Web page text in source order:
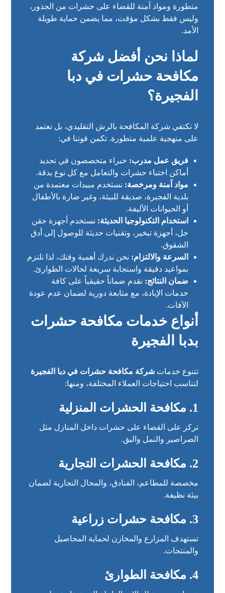
متطورة ومواد آمنة للقضاء على حشرات من الجذور،
وليس فقط بشكل مؤقت، مما يضمن حماية طويلة
الأمد.
لماذا نحن أفضل شركة
مكافحة حشرات في دبا
الفجيرة؟
لا نكتفي شركة المكافحة بالرش التقليدي، بل نعتمد
على منهجية علمية متطورة. تكمن قوتنا في:
فريق عمل مدرب: خبراء متخصصون في تحديد
أماكن اختباء حشرات والتعامل مع كل نوع بدقة.
مواد آمنة ومرخصة: نستخدم مبيدات معتمدة من
بلدية الفجيرة، صديقة للبيئة، وغير ضارة بالأطفال
أو الحيوانات الأليفة.
استخدام التكنولوجيا الحديثة: نستخدم أجهزة حقن
جل، أجهزة تبخير، وتقنيات حديثة للوصول إلى أدق
الشقوق.
السرعة والالتزام: نحن ندرك أهمية وقتك، لذا نلتزم
بمواعيد دقيقة واستجابة سريعة لحالات الطوارئ.
ضمان النتائج: نقدم ضماناً حقيقياً على كافة
خدمات الإبادة، مع متابعة دورية لضمان عدم عودة
الآفات.
أنواع خدمات مكافحة حشرات
بدبا الفجيرة
تتنوع خدماتشركة مكافحة حشرات في دبا الفجيرة
لتناسب احتياجات العملاء المختلفة، ومنها:
1. مكافحة الحشرات المنزلية
تركز على القضاء على حشرات داخل المنازل مثل
الصراصير والنمل والبق.
2. مكافحة الحشرات التجارية
مخصصة للمطاعم، الفنادق، والمحال التجارية لضمان
بيئة نظيفة.
3. مكافحة حشرات زراعية
تستهدف المزارع والمخازن لحماية المحاصيل
والمنتجات.
4. مكافحة الطوارئ